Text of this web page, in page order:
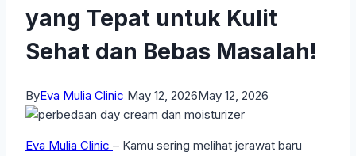
yang Tepat untuk Kulit
Sehat dan Bebas Masalah!
ByEva Mulia Clinic May 12, 2026May 12, 2026
Eva Mulia Clinic – Kamu sering melihat jerawat baru